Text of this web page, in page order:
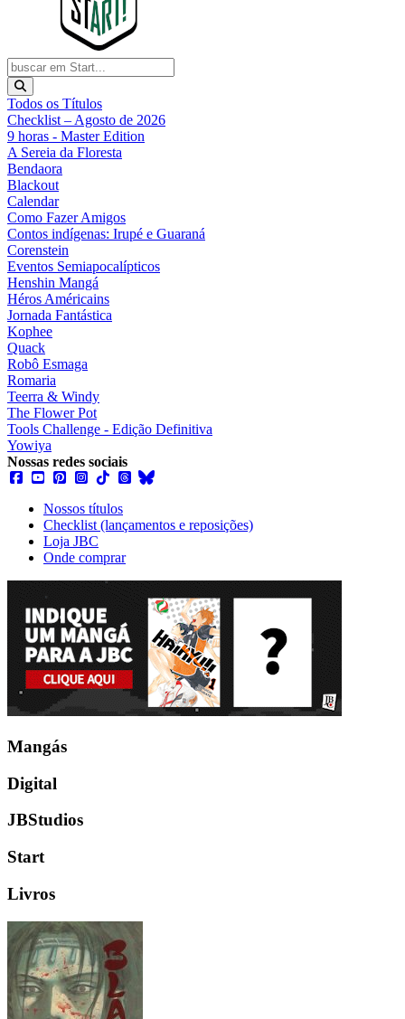
Todos os Títulos
Checklist – Agosto de 2026
9 horas - Master Edition
A Sereia da Floresta
Bendaora
Blackout
Calendar
Como Fazer Amigos
Contos indígenas: Irupé e Guaraná
Corenstein
Eventos Semiapocalípticos
Henshin Mangá
Héros Américains
Jornada Fantástica
Kophee
Quack
Robô Esmaga
Romaria
Teerra & Windy
The Flower Pot
Tools Challenge - Edição Definitiva
Yowiya
Nossas redes sociais
Nossos títulos
Checklist (lançamentos e reposições)
Loja JBC
Onde comprar
Mangás
Digital
JBStudios
Start
Livros